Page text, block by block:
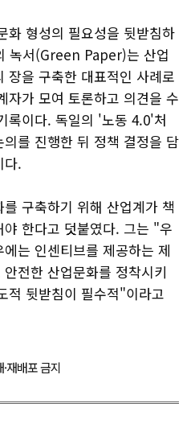
화 형성의 필요성을 뒷받침하
녹서(Green Paper)는 산업
장을 구축한 대표적인 사례로
자가 모여 토론하고 의견을 수
록이다. 독일의 '노동 4.0'처
를 진행한 뒤 정책 결정을 담
다.
구축하기 위해 산업계가 책
한다고 덧붙였다. 그는 "우
는 인센티브를 제공하는 제
전한 산업문화를 정착시키
적 뒷받침이 필수적"이라고
재배포 금지